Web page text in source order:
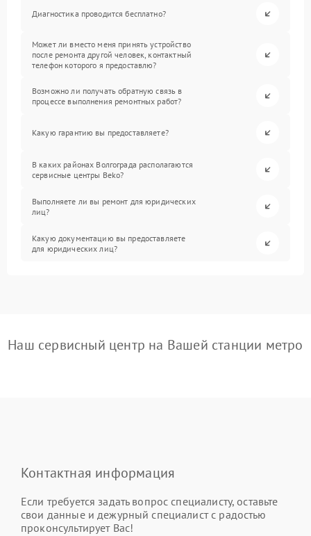
Диагностика проводится бесплатно?
Может ли вместо меня принять устройство
после ремонта другой человек, контактный
телефон которого я предоставлю?
Возможно ли получать обратную связь в
процессе выполнения ремонтных работ?
Какую гарантию вы предоставляете?
В каких районах Волгограда располагаются
сервисные центры Beko?
Выполняете ли вы ремонт для юридических
лиц?
Какую документацию вы предоставляете
для юридических лиц?
Наш сервисный центр на Вашей станции метро
Контактная информация
Если требуется задать вопрос специалисту, оставьте
свои данные и дежурный специалист с радостью
проконсультирует Вас!